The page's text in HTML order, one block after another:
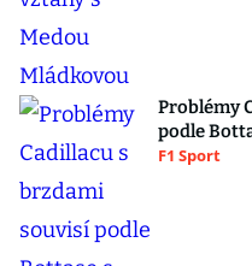
Problémy
podle
F1 Sport